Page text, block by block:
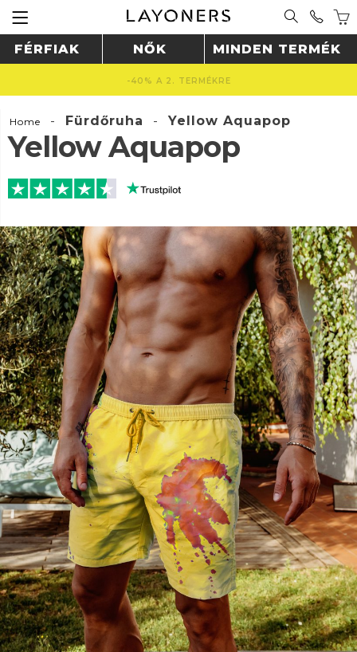
FÉRFIAK NŐK MINDEN TERMÉK
INGYENES SZÁLLÍTÁS 22990 FT FELETT 🚚
Home - Fürdőruha - Yellow Aquapop
Yellow Aquapop